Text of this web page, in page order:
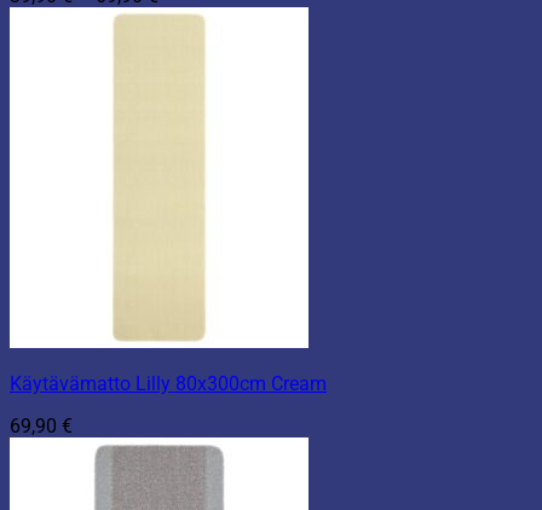
39,90 €
Käytävämatto Lilly 80x300cm Cream
69,90 €